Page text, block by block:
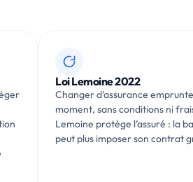
Loi Lemoine 2022
Changer d’assurance
moment, sans conditions ni
Lemoine protège l’assuré : la
peut plus imposer son contrat